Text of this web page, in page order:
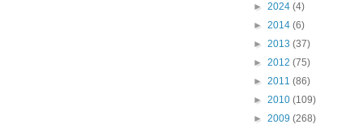
► 2024 (4)
► 2014 (6)
► 2013 (37)
► 2012 (75)
► 2011 (86)
► 2010 (109)
► 2009 (268)